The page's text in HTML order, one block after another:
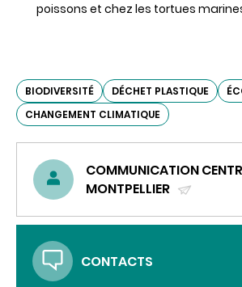
poissons et chez les tortues
BIODIVERSITÉ DÉCHET PLASTIQUE
CHANGEMENT CLIMATIQUE
COMMUNICATION
MONTPELLIER
UN
CONTACTS